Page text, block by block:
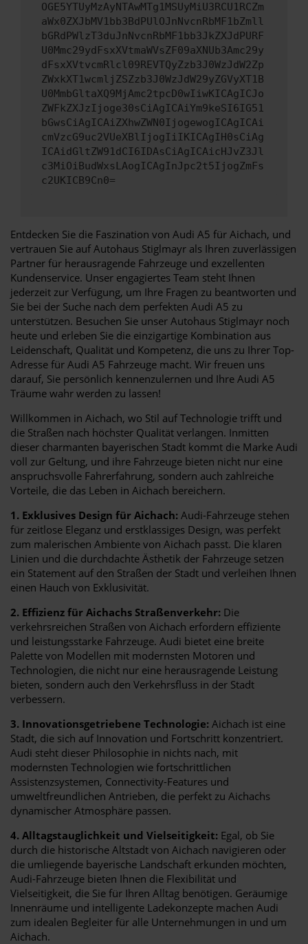
OGE5YTUyMzAyNTAwMTg1MSUyMiU3RCU1RCZm
aWx0ZXJbMV1bb3BdPUlOJnNvcnRbMF1bZmll
bGRdPWlzT3duJnNvcnRbMF1bb3JkZXJdPURF
U0Mmc29ydFsxXVtmaWVsZF09aXNUb3Amc29y
dFsxXVtvcmRlcl09REVTQyZzb3J0WzJdW2Zp
ZWxkXT1wcmljZSZzb3J0WzJdW29yZGVyXT1B
U0MmbGltaXQ9MjAmc2tpcD0wIiwKICAgICJo
ZWFkZXJzIjoge30sCiAgICAiYm9keSI6IG51
bGwsCiAgICAiZXhwZWN0IjogewogICAgICAi
cmVzcG9uc2VUeXBlIjogIiIKICAgIH0sCiAg
ICAidGltZW91dCI6IDAsCiAgICAicHJvZ3Jl
c3MiOiBudWxsLAogICAgInJpc2t5IjogZmFs
c2UKICB9Cn0=
Entdecken Sie die Faszination von Audi A5 für Aichach, und
vertrauen Sie auf Autohaus Stiglmayr als Ihren zuverlässigen
Partner für herausragende Fahrzeuge und exzellenten
Kundenservice. Unser engagiertes Team steht Ihnen
jederzeit zur Verfügung, um Ihre Fragen zu beantworten und
Sie bei der Suche nach dem perfekten Audi A5 zu
unterstützen. Besuchen Sie unser Autohaus Stiglmayr noch
heute und erleben Sie die einzigartige Kombination aus
Leidenschaft, Qualität und Kompetenz, die uns zu Ihrer Top-
Adresse für Audi A5 Fahrzeuge macht. Wir freuen uns
darauf, Sie persönlich kennenzulernen und Ihre Audi A5
Träume wahr werden zu lassen!
Willkommen in Aichach, wo Stil auf Technologie trifft und
die Straßen nach höchster Qualität verlangen. Inmitten
dieser charmanten bayerischen Stadt kommt die Marke Audi
voll zur Geltung, und ihre Fahrzeuge bieten nicht nur eine
anspruchsvolle Fahrerfahrung, sondern auch zahlreiche
Vorteile, die das Leben in Aichach bereichern.
1. Exklusives Design für Aichach: Audi-Fahrzeuge stehen
für zeitlose Eleganz und erstklassiges Design, was perfekt
zum malerischen Ambiente von Aichach passt. Die klaren
Linien und die durchdachte Ästhetik der Fahrzeuge setzen
ein Statement auf den Straßen der Stadt und verleihen Ihnen
einen Hauch von Exklusivität.
2. Effizienz für Aichachs Straßenverkehr: Die
verkehrsreichen Straßen von Aichach erfordern effiziente
und leistungsstarke Fahrzeuge. Audi bietet eine breite
Palette von Modellen mit modernsten Motoren und
Technologien, die nicht nur eine herausragende Leistung
bieten, sondern auch den Verkehrsfluss in der Stadt
verbessern.
3. Innovationsgetriebene Technologie: Aichach ist eine
Stadt, die sich auf Innovation und Fortschritt konzentriert.
Audi steht dieser Philosophie in nichts nach, mit
modernsten Technologien wie fortschrittlichen
Assistenzsystemen, Connectivity-Features und
umweltfreundlichen Antrieben, die perfekt zu Aichachs
dynamischer Atmosphäre passen.
4. Alltagstauglichkeit und Vielseitigkeit: Egal, ob Sie
durch die historische Altstadt von Aichach navigieren oder
die umliegende bayerische Landschaft erkunden möchten,
Audi-Fahrzeuge bieten Ihnen die Flexibilität und
Vielseitigkeit, die Sie für Ihren Alltag benötigen. Geräumige
Innenräume und intelligente Ladekonzepte machen Audi
zum idealen Begleiter für alle Unternehmungen in und um
Aichach.